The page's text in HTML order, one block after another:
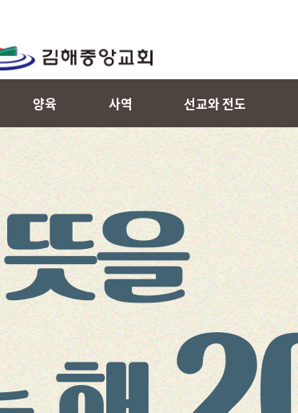
양육 사역 선교와 전도